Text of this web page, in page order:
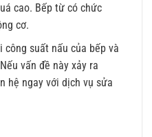
cao. Bếp từ có chức
cơ.
công suất nấu của bếp và
vấn đề này xảy ra
hệ ngay với dịch vụ sửa